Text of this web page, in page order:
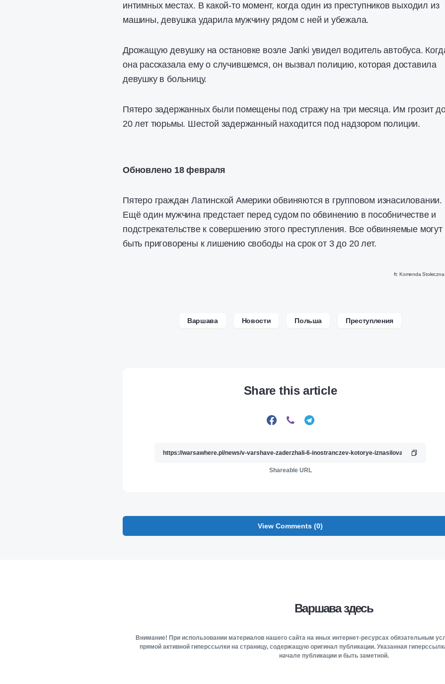
интимных местах. В какой-то момент, когда один из преступников выходил из
машины, девушка ударила мужчину рядом с ней и убежала.
Дрожащую девушку на остановке возле Janki увидел водитель автобуса.
она рассказала ему о случившемся, он вызвал полицию, которая доставила
девушку в больницу.
Пятеро задержанных были помещены под стражу на три месяца. Им грозит
20 лет тюрьмы. Шестой задержанный находится под надзором полиции.
Обновлено 18 февраля
Пятеро граждан Латинской Америки обвиняются в групповом изнасиловании.
Ещё один мужчина предстает перед судом по обвинению в пособничестве и
подстрекательстве к совершению этого преступления. Все обвиняемые могут
быть приговорены к лишению свободы на срок от 3 до 20 лет.
ft: Komenda Stołeczna
Варшава Новости Польша Преступления
Share this article
Shareable URL
View Comments (0)
Варшава здесь
Внимание! При использовании материалов нашего сайта на иных интернет-ресурсах обязательным
прямой активной гиперссылки на страницу, содержащую оригинал публикации. Указанная
начале публикации и быть заметной.